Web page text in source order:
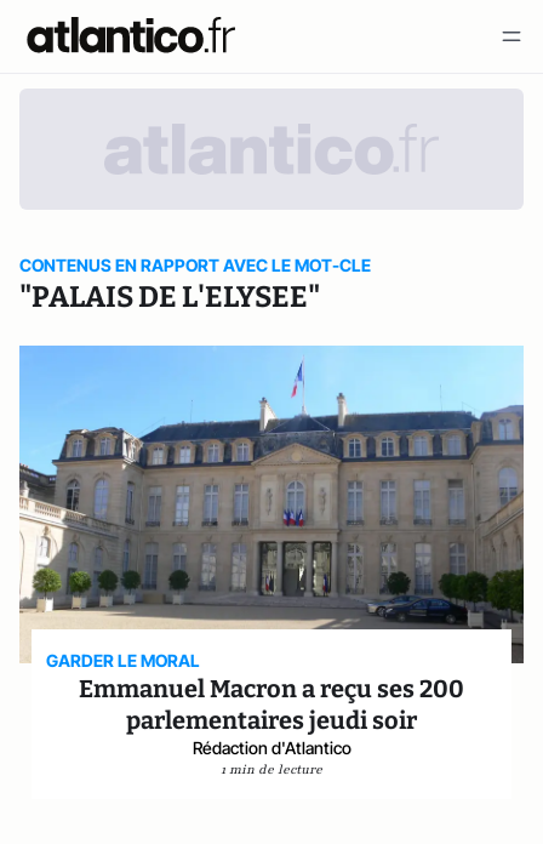
CONTENUS EN RAPPORT AVEC LE MOT-CLE
"PALAIS DE L'ELYSEE"
GARDER LE MORAL
Emmanuel Macron a reçu ses 200
parlementaires jeudi soir
Rédaction d'Atlantico
1 min de lecture